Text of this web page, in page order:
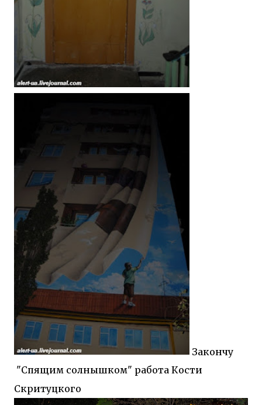
Закончу
"Спящим солнышком" работа Кости
Скритуцкого